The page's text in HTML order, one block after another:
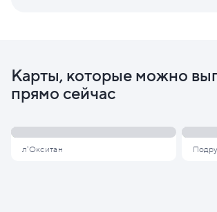
Карты, которые можно
прямо сейчас
л'Окситан